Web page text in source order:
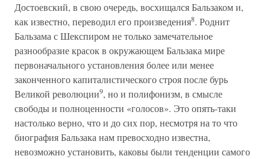
Достоевский, в свою очередь, восхищался Бальзаком и,
как известно, переводил его произведения8. Роднит
Бальзама с Шекспиром не только замечательное
разнообразие красок в окружающем Бальзака мире
первоначального установления более или менее
законченного капиталистического строя после бурь
Великой революции9, но и полифонизм, в смысле
свободы и полноценности «голосов». Это опять-таки
настолько верно, что и до сих пор, несмотря на то что
биография Бальзака нам превосходно известна,
невозможно установить, каковы были тенденции самого